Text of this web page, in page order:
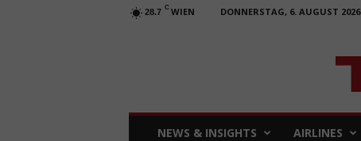
28.7 C WIEN DONNERSTAG, 6. AUGUST 2026
NEWS & INSIGHTS AIRLINES